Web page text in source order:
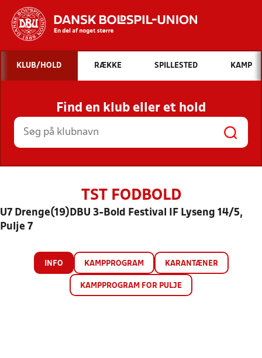
Hvad vil du søge efter?
INDHOLD OG NYHEDER
STILLINGER, RESULTATER, KLUBBER OG
HOLD
KLUB/HOLD RÆKKE SPILLESTED KAMP
Find en klub eller et hold
TST FODBOLD
U7 Drenge(19)DBU 3-Bold Festival IF Lyseng 14/5,
Pulje 7
INFO KAMPPROGRAM KARANTÆNER
KAMPPROGRAM FOR PULJE